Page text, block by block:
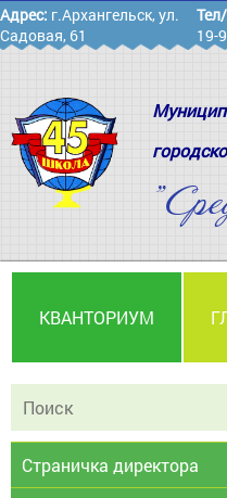
Адрес: г.Архангельск, ул.
Садовая, 61
19-
КВАНТОРИУМ
Страничка директора